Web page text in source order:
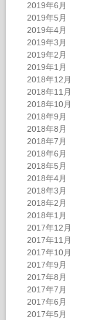
2019年6月
2019年5月
2019年4月
2019年3月
2019年2月
2019年1月
2018年12月
2018年11月
2018年10月
2018年9月
2018年8月
2018年7月
2018年6月
2018年5月
2018年4月
2018年3月
2018年2月
2018年1月
2017年12月
2017年11月
2017年10月
2017年9月
2017年8月
2017年7月
2017年6月
2017年5月